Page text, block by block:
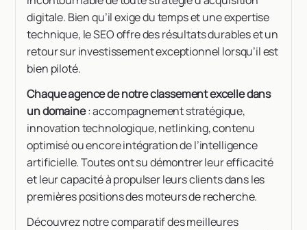
digitale. Bien qu’il exige du temps et une expertise
technique, le SEO offre des résultats durables et un
retour sur investissement exceptionnel lorsqu’il est
bien piloté.
Chaque agence de notre classement excelle dans
un domaine: accompagnement stratégique,
innovation technologique, netlinking, contenu
optimisé ou encore intégration de l’intelligence
artificielle. Toutes ont su démontrer leur efficacité
et leur capacité à propulser leurs clients dans les
premières positions des moteurs de recherche.
Découvrez notre comparatif des meilleures